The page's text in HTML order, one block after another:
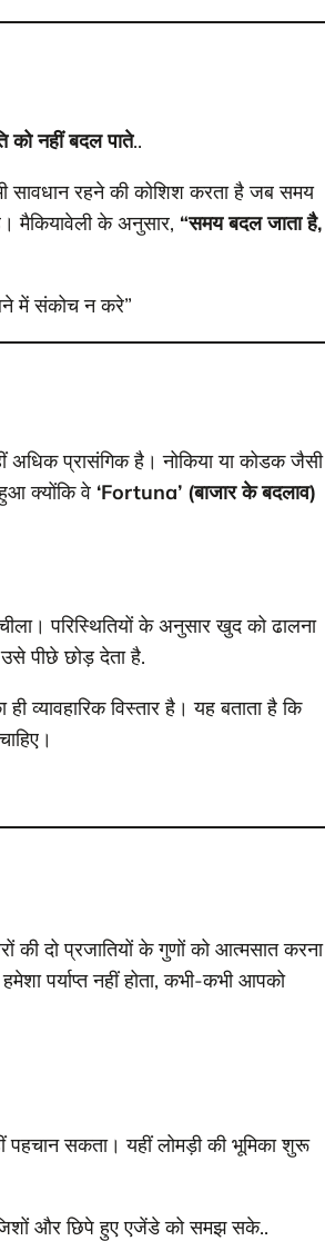
को नहीं बदल पाते..
सावधान रहने की कोशिश करता है जब समय
मैकियावेली के अनुसार, “समय बदल जाता है,
में संकोच न करे”
अधिक प्रासंगिक है। नोकिया या कोडक जैसी
क्योंकि वे ‘Fortuna’ (बाजार के बदलाव)
परिस्थितियों के अनुसार खुद को ढालना
पीछे छोड़ देता है.
व्यावहारिक विस्तार है। यह बताता है कि
दो प्रजातियों के गुणों को आत्मसात करना
पर्याप्त नहीं होता, कभी-कभी आपको
पहचान सकता। यहीं लोमड़ी की भूमिका शुरू
और छिपे हुए एजेंडे को समझ सके..